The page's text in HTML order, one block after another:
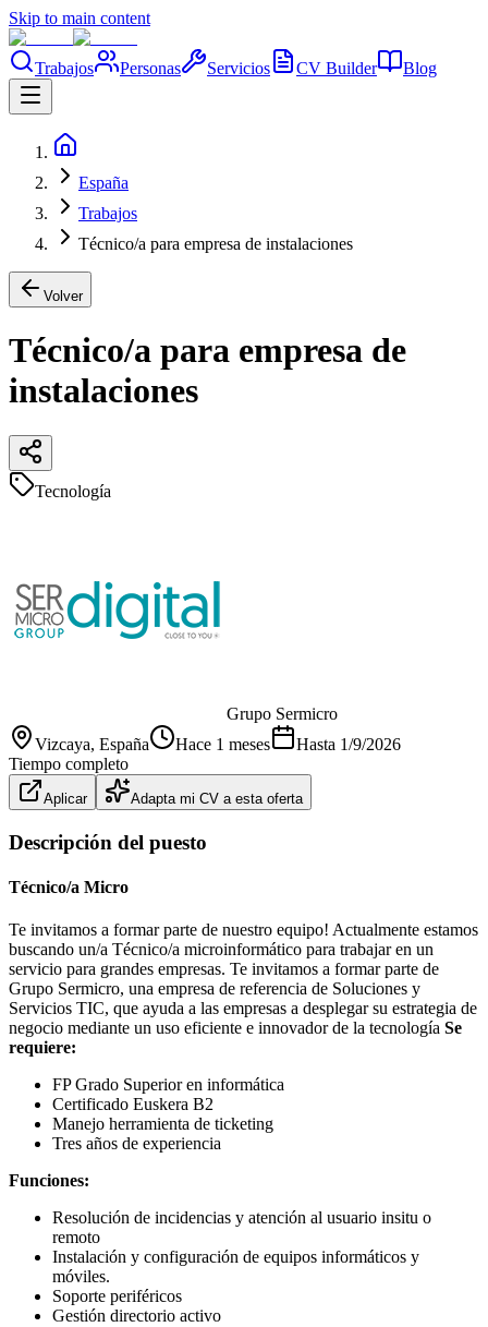
Skip to main content
Trabajos Personas Servicios CV Builder Blog
España
Trabajos
Técnico/a para empresa de instalaciones
Volver
Técnico/a para empresa de
instalaciones
Tecnología
Grupo Sermicro
Vizcaya, España Hace 1 meses Hasta 1/9/2026
Tiempo completo
Aplicar Adapta mi CV a esta oferta
Descripción del puesto
Técnico/a Micro
Te invitamos a formar parte de nuestro equipo! Actualmente estamos
buscando un/a Técnico/a microinformático para trabajar en un
servicio para grandes empresas. Te invitamos a formar parte de
Grupo Sermicro, una empresa de referencia de Soluciones y
Servicios TIC, que ayuda a las empresas a desplegar su estrategia de
negocio mediante un uso eficiente e innovador de la tecnología Se
requiere:
FP Grado Superior en informática
Certificado Euskera B2
Manejo herramienta de ticketing
Tres años de experiencia
Funciones:
Resolución de incidencias y atención al usuario insitu o
remoto
Instalación y configuración de equipos informáticos y
móviles.
Soporte periféricos
Gestión directorio activo